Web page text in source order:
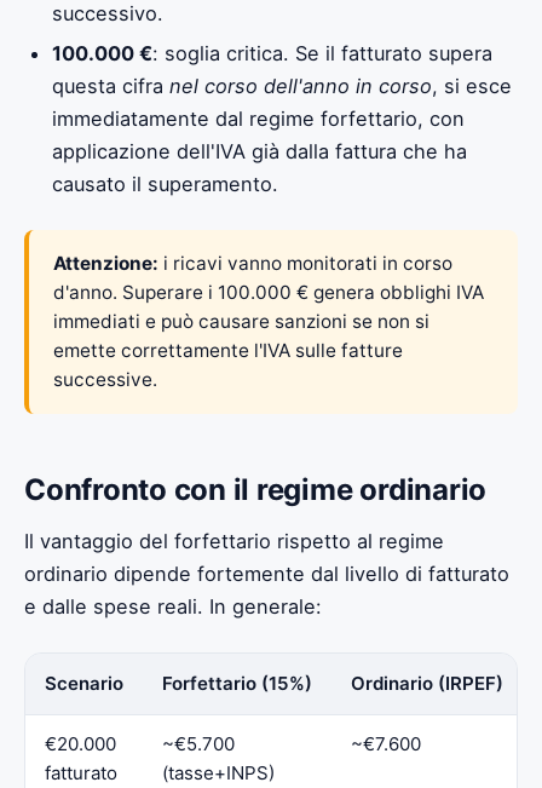
successivo.
100.000 €: soglia critica. Se il fatturato supera
questa cifra nel corso dell'anno in corso, si esce
immediatamente dal regime forfettario, con
applicazione dell'IVA già dalla fattura che ha
causato il superamento.
Attenzione: i ricavi vanno monitorati in corso
d'anno. Superare i 100.000 € genera obblighi IVA
immediati e può causare sanzioni se non si
emette correttamente l'IVA sulle fatture
successive.
Confronto con il regime ordinario
Il vantaggio del forfettario rispetto al regime
ordinario dipende fortemente dal livello di fatturato
e dalle spese reali. In generale:
Scenario Forfettario (15%) Ordinario (IRPEF)
€20.000
fatturato
~€5.700
(tasse+INPS)
~€7.600